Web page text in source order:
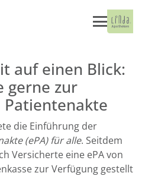
auf einen Blick:
gerne zur
die Einführung der
(ePA) für alle. Seitdem
Versicherte eine ePA von
zur Verfügung gestellt